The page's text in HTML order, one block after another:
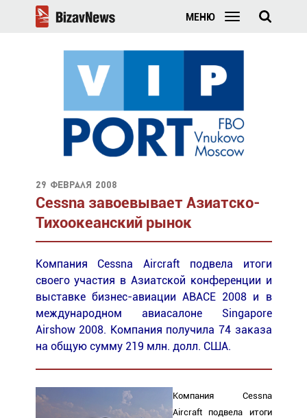
МЕНЮ
29 февраля 2008
Сessna завоевывает Азиатско-
Тихоокеанский рынок
Компания Сessna Aircraft подвела итоги
своего участия в Азиатской конференции и
выставке бизнес-авиации ABACE 2008 и в
международном авиасалоне Singapore
Airshow 2008. Компания получила 74 заказа
на общую сумму 219 млн. долл. США.
Компания Сessna
Aircraft подвела итоги